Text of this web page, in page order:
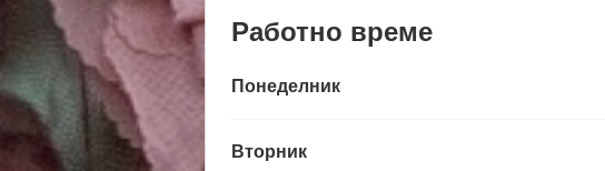
Работно време
Понеделник
Вторник